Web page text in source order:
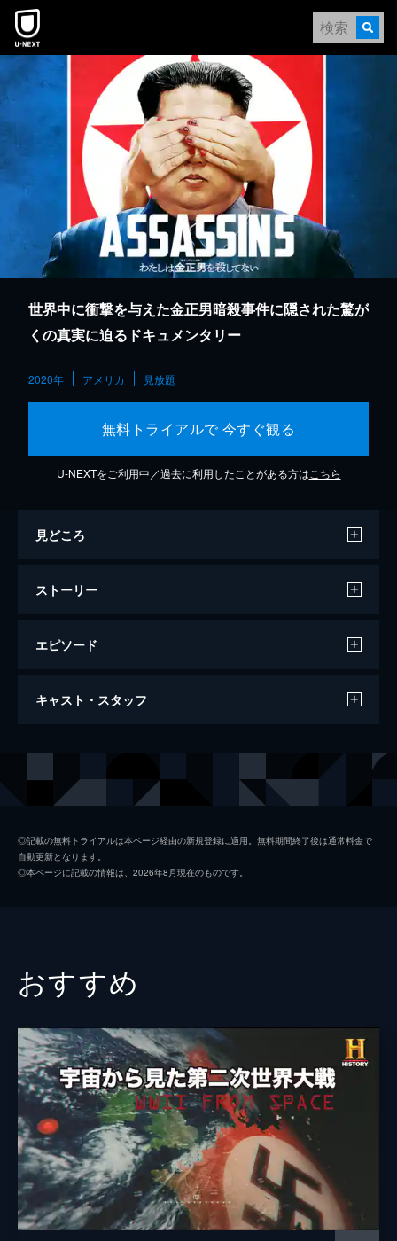
本文へスキップ
世界中に衝撃を与えた金正男暗殺事件に隠された驚が
くの真実に迫るドキュメンタリー
2020年 アメリカ 見放題
無料トライアルで 今すぐ観る
U-NEXTをご利用中／過去に利用したことがある方は こちら
見どころ
ストーリー
エピソード
わたしは金正男を殺してない
キャスト・スタッフ
ブレイク・ニーリー
◎記載の無料トライアルは本ページ経由の新規登録に適用。無料期間終了後は通常料金で
自動更新となります。
◎本ページに記載の情報は、2026年8月現在のものです。
おすすめ